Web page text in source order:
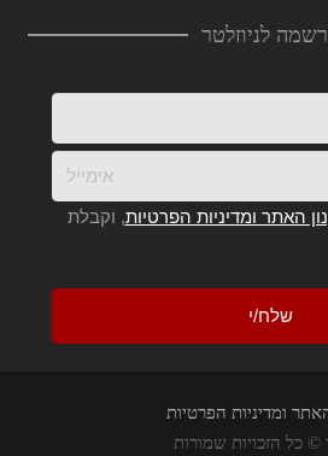
לניוזלטר
האתר ומדיניות הפרטיות, וקבלת
ומדיניות הפרטיות
© כל הזכויות שמורות